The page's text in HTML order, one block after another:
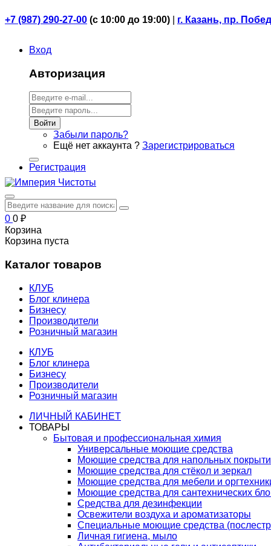
+7 (987) 290-27-00 (с 10:00 до 19:00) г. Казань, пр.
Вход
Авторизация
Войти
Забыли пароль?
Ещё нет аккаунта ? Зарегистрироваться
Регистрация
0 0 ₽
Корзина
Корзина пуста
Каталог товаров
КЛУБ
Блог клинера
Бизнесу
Производители
Розничный магазин
КЛУБ
Блог клинера
Бизнесу
Производители
Розничный магазин
ЛИЧНЫЙ КАБИНЕТ
ТОВАРЫ
Бытовая и профессиональная химия
Универсальные моющие средства
Моющие средства для напольных
Моющие средства для стёкол и зеркал
Моющие средства для мебели и
Моющие средства для сантехнических
Средства для дезинфекции
Освежители воздуха и ароматизаторы
Специальные моющие средства
Личная гигиена, мыло